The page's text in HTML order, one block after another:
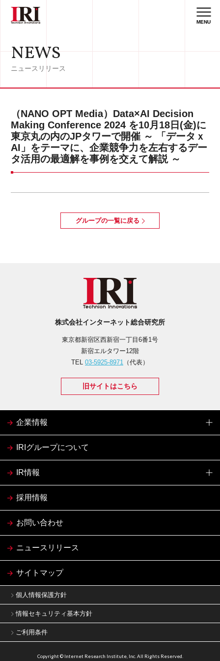
MENU
NEWS
ニュースリリース
（NANO OPT Media）Data×AI Decision
Making Conference 2024 を10月18日(金)に
東京丸の内のJPタワーで開催 ～ 「データｘ
AI」をテーマに、企業競争力を左右するデー
タ活用の最適解を事例を交えて解説 ～
グループの一覧に戻る
株式会社インターネット総合研究所
東京都新宿区西新宿一丁目6番1号
新宿エルタワー12階
TEL 03-5925-8971 （代表）
旧サイトはこちら
企業情報
IRIグループについて
IR情報
採用情報
お問い合わせ
ニュースリリース
サイトマップ
個人情報保護方針
情報セキュリティ基本方針
ご利用条件
Copyright © Internet Research Institute, Inc. All Rights Reserved.